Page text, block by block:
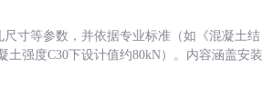
寸等参数，并依据专业标准（如《混凝土结
土强度C30下设计值约80kN）。内容涵盖安装